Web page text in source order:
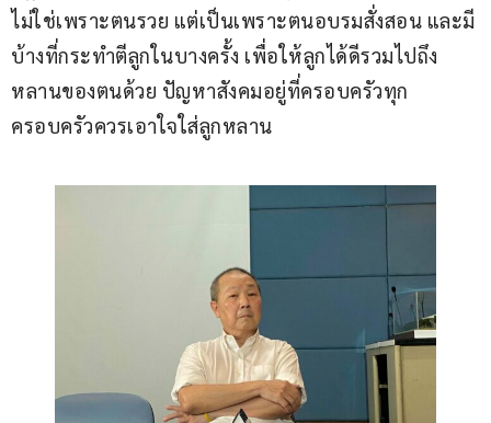
ไม่ใช่เพราะตนรวย แต่เป็นเพราะตนอบรมสั่งสอน และมี
บ้างที่กระทำตีลูกในบางครั้ง เพื่อให้ลูกได้ดีรวมไปถึง
หลานของตนด้วย ปัญหาสังคมอยู่ที่ครอบครัวทุก
ครอบครัวควรเอาใจใส่ลูกหลาน